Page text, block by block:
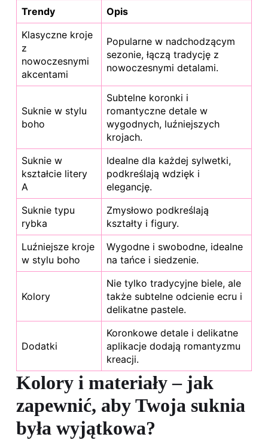
Trendy
Opis
Klasyczne kroje
z
nowoczesnymi
akcentami
Popularne w nadchodzącym
sezonie, łączą tradycję z
nowoczesnymi detalami.
Suknie w stylu
boho
Subtelne koronki i
romantyczne detale w
wygodnych, luźniejszych
krojach.
Suknie w
kształcie litery
A
Idealne dla każdej sylwetki,
podkreślają wdzięk i
elegancję.
Suknie typu
rybka
Zmysłowo podkreślają
kształty i figury.
Luźniejsze kroje
w stylu boho
Wygodne i swobodne, idealne
na tańce i siedzenie.
Kolory
Nie tylko tradycyjne biele, ale
także subtelne odcienie ecru i
delikatne pastele.
Dodatki
Koronkowe detale i delikatne
aplikacje dodają romantyzmu
kreacji.
Kolory i materiały – jak
zapewnić, aby Twoja suknia
była wyjątkowa?